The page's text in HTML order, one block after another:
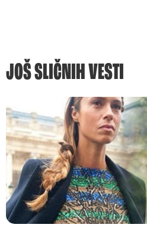
JOŠ SLIČNIH VESTI